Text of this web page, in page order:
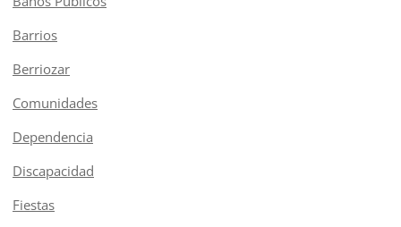
Barrios
Berriozar
Comunidades
Dependencia
Discapacidad
Fiestas